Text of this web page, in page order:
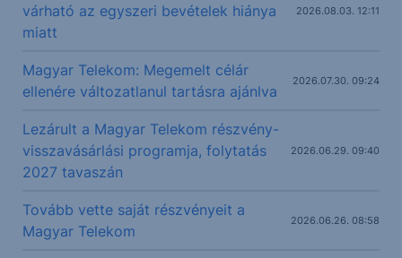
várható az egyszeri bevételek hiánya
miatt
2026.08.03. 12:11
Magyar Telekom: Megemelt célár
ellenére változatlanul tartásra ajánlva
2026.07.30. 09:24
Lezárult a Magyar Telekom részvény-
visszavásárlási programja, folytatás
2027 tavaszán
2026.06.29. 09:40
Tovább vette saját részvényeit a
Magyar Telekom
2026.06.26. 08:58